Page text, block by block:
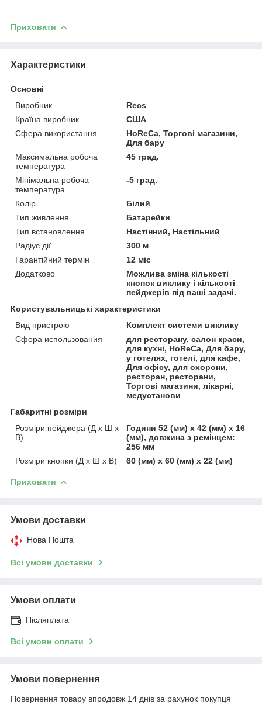
Приховати
Характеристики
Основні
Виробник
Recs
Країна виробник
США
Сфера використання
HoReCa, Торгові магазини,
Для бару
Максимальна робоча
температура
45 град.
Мінімальна робоча
температура
-5 град.
Колір
Білий
Тип живлення
Батарейки
Тип встановлення
Настінний, Настільний
Радіус дії
300 м
Гарантійний термін
12 міс
Додатково
Можлива зміна кількості
кнопок виклику і кількості
пейджерів під ваші задачі.
Користувальницькі характеристики
Вид пристрою
Комплект системи виклику
Сфера использования
для ресторану, салон краси,
для кухні, HoReCa, Для бару,
у готелях, готелі, для кафе,
Для офісу, для охорони,
ресторан, ресторани,
Торгові магазини, лікарні,
медустанови
Габаритні розміри
Розміри пейджера (Д х Ш х
В)
Години 52 (мм) х 42 (мм) х 16
(мм), довжина з ремінцем:
256 мм
Розміри кнопки (Д х Ш х В)
60 (мм) х 60 (мм) х 22 (мм)
Приховати
Умови доставки
Нова Пошта
Всі умови доставки
Умови оплати
Післяплата
Всі умови оплати
Умови повернення
Повернення товару впродовж 14 днів за рахунок покупця